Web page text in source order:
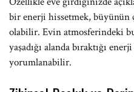
bir enerji hissetmek, büyünün
olabilir. Evin atmosferindeki
yaşadığı alanda bıraktığı
yorumlanabilir.